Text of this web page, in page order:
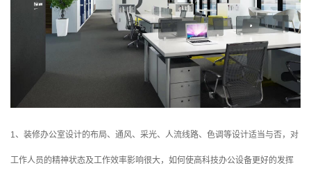
1、装修办公室设计的布局、通风、采光、人流线路、色调等设计适当与否，对
工作人员的精神状态及工作效率影响很大，如何使高科技办公设备更好的发挥